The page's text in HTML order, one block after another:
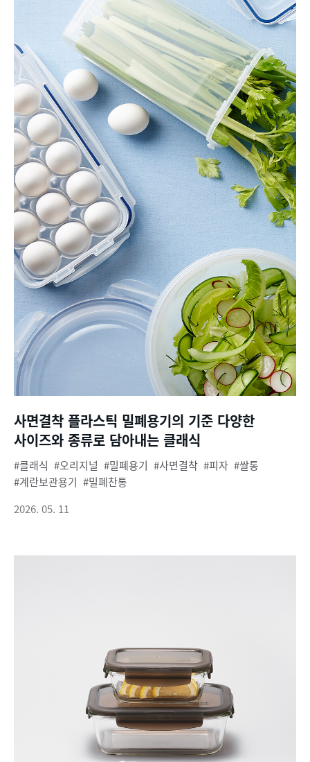
사면결착 플라스틱 밀폐용기의 기준 다양한
사이즈와 종류로 담아내는 클래식
클래식 오리지널 밀폐용기 사면결착 피자
쌀통
계란보관용기
밀폐찬통
2026. 05. 11